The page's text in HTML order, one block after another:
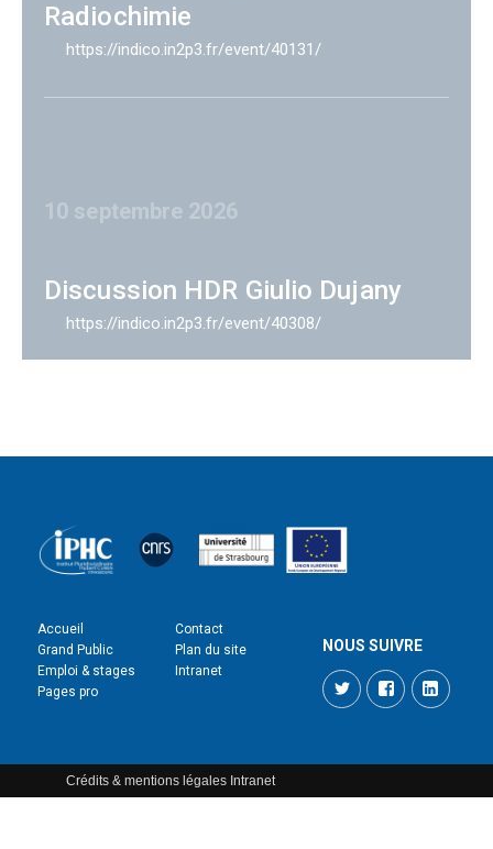
Radiochimie
https://indico.in2p3.fr/event/40131/
10 septembre 2026
Discussion HDR Giulio Dujany
https://indico.in2p3.fr/event/40308/
Accueil
Grand Public
Emploi & stages
Pages pro
Contact
Plan du site
Intranet
NOUS SUIVRE
TwitterFacebook
Crédits & mentions légales Intranet